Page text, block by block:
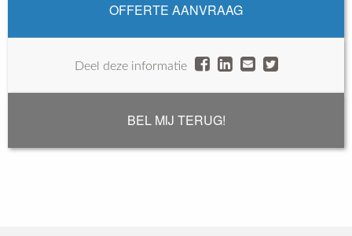
OFFERTE AANVRAAG
Deel deze informatie
BEL MIJ TERUG!